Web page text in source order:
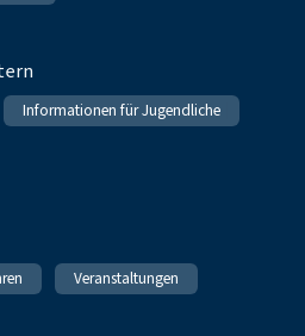
Informationen für Jugendliche
Veranstaltungen